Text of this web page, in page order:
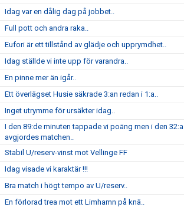
Idag var en dålig dag på jobbet..
Full pott och andra raka..
Eufori är ett tillstånd av glädje och upprymdhet..
Idag ställde vi inte upp för varandra..
En pinne mer än igår..
Ett överlägset Husie säkrade 3:an redan i 1:a..
Inget utrymme för ursäkter idag..
I den 89:de minuten tappade vi poäng men i den 32:a
avgjordes matchen..
Stabil U/reserv-vinst mot Vellinge FF
Idag visade vi karaktär !!!
Bra match i högt tempo av U/reserv..
En förlorad trea mot ett Limhamn på knä..